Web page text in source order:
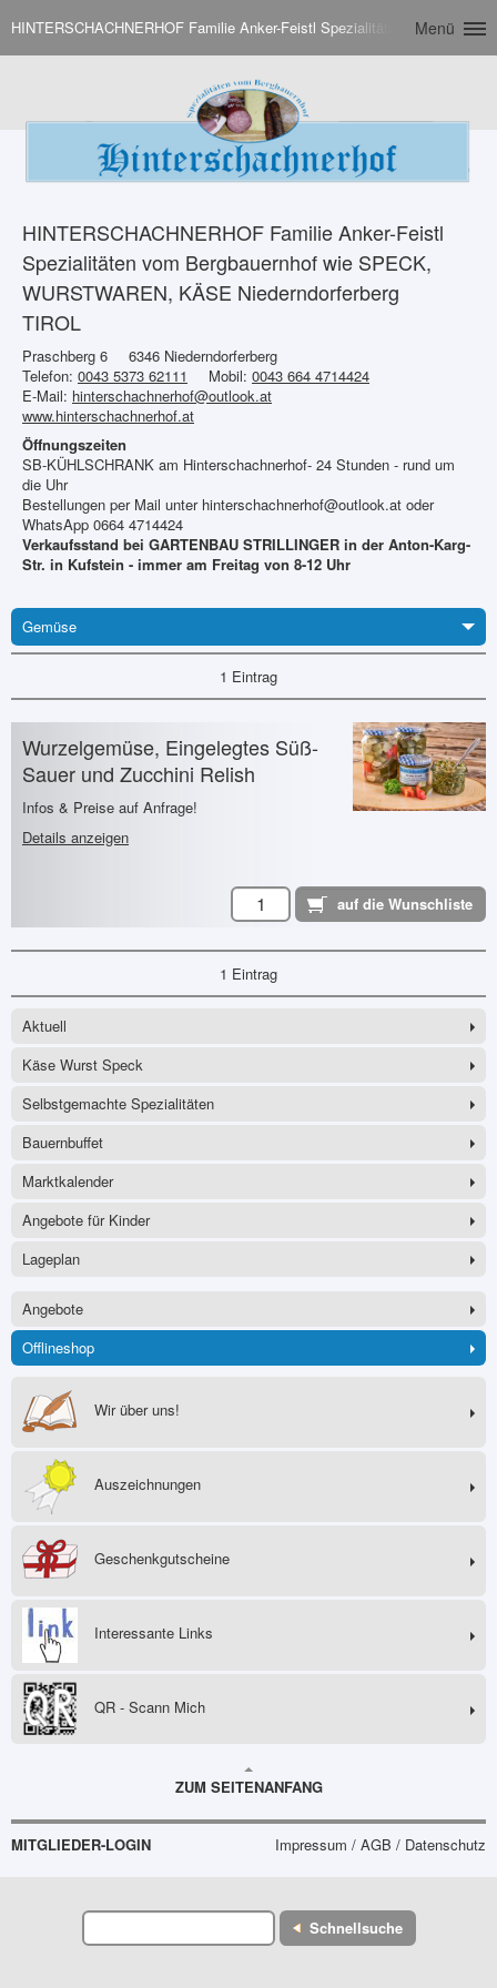
HINTERSCHACHNERHOF Familie Anker-Feistl Spezialitäten vomMenü
HINTERSCHACHNERHOF Familie Anker-Feistl
Spezialitäten vom Bergbauernhof wie SPECK,
WURSTWAREN, KÄSE Niederndorferberg
TIROL
Praschberg 6
6346 Niederndorferberg
Telefon: 0043 5373 62111 Mobil: 0043 664 4714424
E-Mail: hinterschachnerhof@outlook.at
www.hinterschachnerhof.at
Öffnungszeiten
SB-KÜHLSCHRANK am Hinterschachnerhof- 24 Stunden - rund um
die Uhr
Bestellungen per Mail unter hinterschachnerhof@outlook.at oder
WhatsApp 0664 4714424
Verkaufsstand bei GARTENBAU STRILLINGER in der Anton-Karg-
Str. in Kufstein - immer am Freitag von 8-12 Uhr
Gemüse
1 Eintrag
Wurzelgemüse, Eingelegtes Süß-
Sauer und Zucchini Relish
Infos & Preise auf Anfrage!
Details anzeigen
1 Eintrag
Aktuell
Käse Wurst Speck
Selbstgemachte Spezialitäten
Bauernbuffet
Marktkalender
Angebote für Kinder
Lageplan
Angebote
Offlineshop
Wir über uns!
Auszeichnungen
Geschenkgutscheine
Interessante Links
QR - Scann Mich
ZUM SEITENANFANG
MITGLIEDER-LOGIN Impressum / AGB / Datenschutz
Schnellsuche